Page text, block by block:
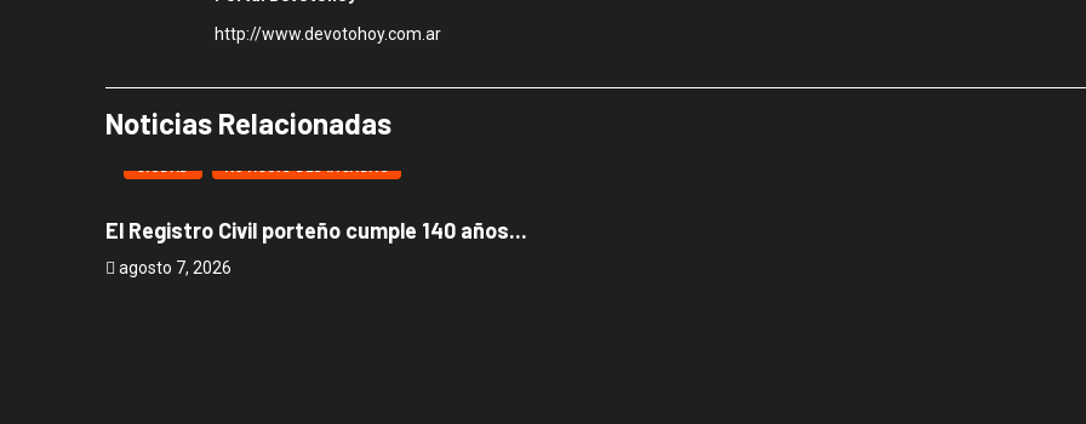
http://www.devotohoy.com.ar
Noticias Relacionadas
CIUDAD NOTICIAS DESTACADAS
El Registro Civil porteño cumple 140 años...
agosto 7, 2026